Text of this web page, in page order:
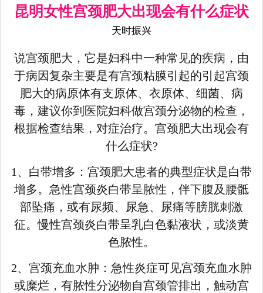
昆明女性宫颈肥大出现会有什么症状
天时振兴
说宫颈肥大，它是妇科中一种常见的疾病，由
于病因复杂主要是有宫颈粘膜引起的引起宫颈
肥大的病原体有支原体、衣原体、细菌、病
毒，建议你到医院妇科做宫颈分泌物的检查，
根据检查结果，对症治疗。宫颈肥大出现会有
什么症状?
1、白带增多：宫颈肥大患者的典型症状是白带
增多。急性宫颈炎白带呈脓性，伴下腹及腰骶
部坠痛，或有尿频、尿急、尿痛等膀胱刺激
征。慢性宫颈炎白带呈乳白色黏液状，或淡黄
色脓性。
2、宫颈充血水肿：急性炎症可见宫颈充血水肿
或糜烂，有脓性分泌物自宫颈管排出，触动宫